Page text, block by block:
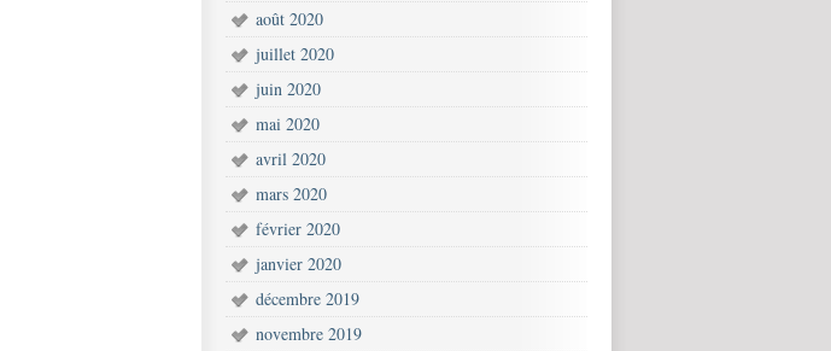
août 2020
juillet 2020
juin 2020
mai 2020
avril 2020
mars 2020
février 2020
janvier 2020
décembre 2019
novembre 2019